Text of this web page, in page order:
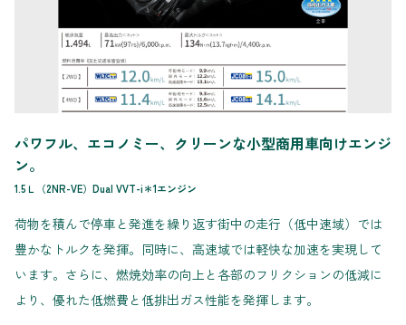
パワフル、エコノミー、クリーンな小型商用車向けエンジ
ン。
1.5Ｌ（2NR-VE）Dual VVT-i＊1エンジン
荷物を積んで停車と発進を繰り返す街中の走行（低中速域）では
豊かなトルクを発揮。同時に、高速域では軽快な加速を実現して
います。さらに、燃焼効率の向上と各部のフリクションの低減に
より、優れた低燃費と低排出ガス性能を発揮します。